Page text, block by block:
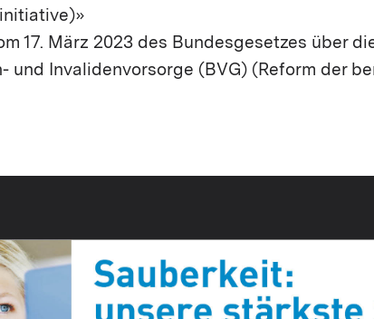
17. März 2023 des Bundesgesetzes über
und Invalidenvorsorge (BVG) (Reform der